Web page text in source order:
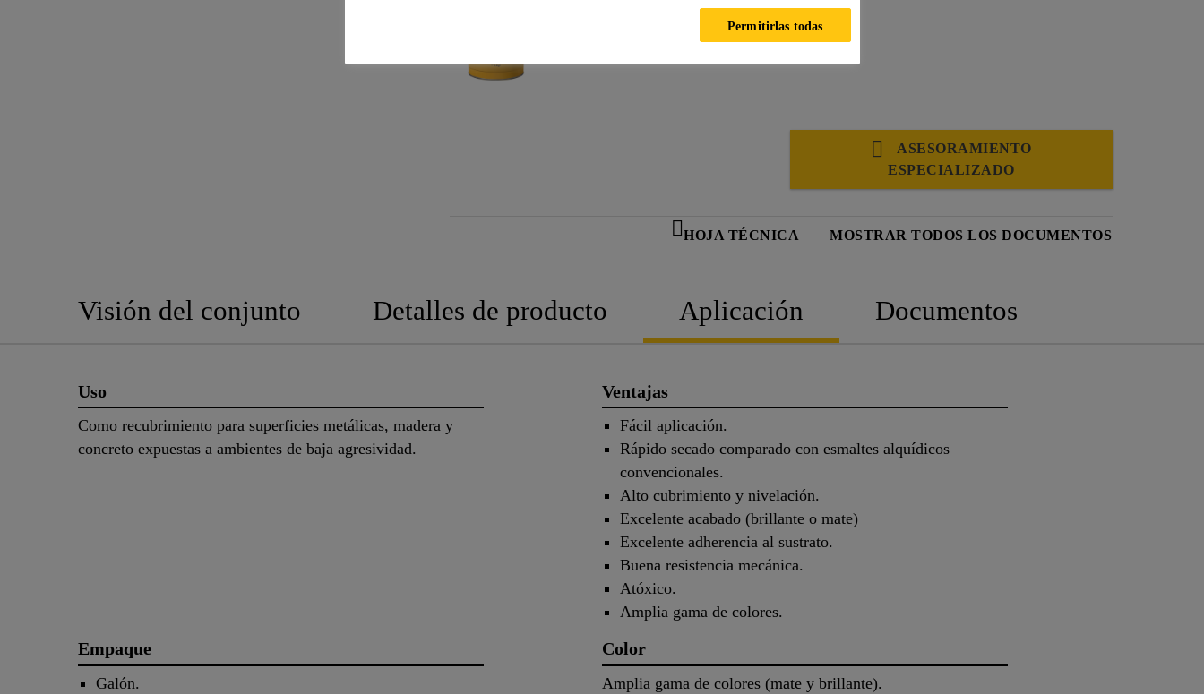
ASESORAMIENTO
ESPECIALIZADO
HOJA TÉCNICA MOSTRAR TODOS LOS DOCUMENTOS
Visión del conjunto Detalles de producto Aplicación Documentos
Uso
Como recubrimiento para superficies metálicas, madera y
concreto expuestas a ambientes de baja agresividad.
Ventajas
Fácil aplicación.
Rápido secado comparado con esmaltes alquídicos
convencionales.
Alto cubrimiento y nivelación.
Excelente acabado (brillante o mate)
Excelente adherencia al sustrato.
Buena resistencia mecánica.
Atóxico.
Amplia gama de colores.
Empaque
Galón.
Color
Amplia gama de colores (mate y brillante).
Permitirlas todas